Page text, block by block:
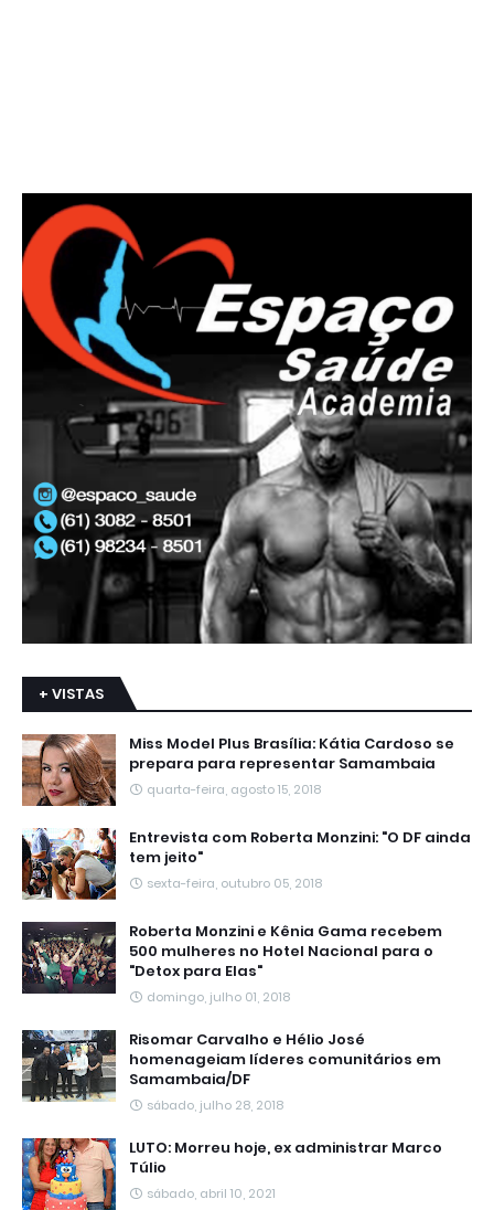
+ VISTAS
Miss Model Plus Brasília: Kátia Cardoso se
prepara para representar Samambaia
quarta-feira, agosto 15, 2018
Entrevista com Roberta Monzini: "O DF ainda
tem jeito"
sexta-feira, outubro 05, 2018
Roberta Monzini e Kênia Gama recebem
500 mulheres no Hotel Nacional para o
"Detox para Elas"
domingo, julho 01, 2018
Risomar Carvalho e Hélio José
homenageiam líderes comunitários em
Samambaia/DF
sábado, julho 28, 2018
LUTO: Morreu hoje, ex administrar Marco
Túlio
sábado, abril 10, 2021